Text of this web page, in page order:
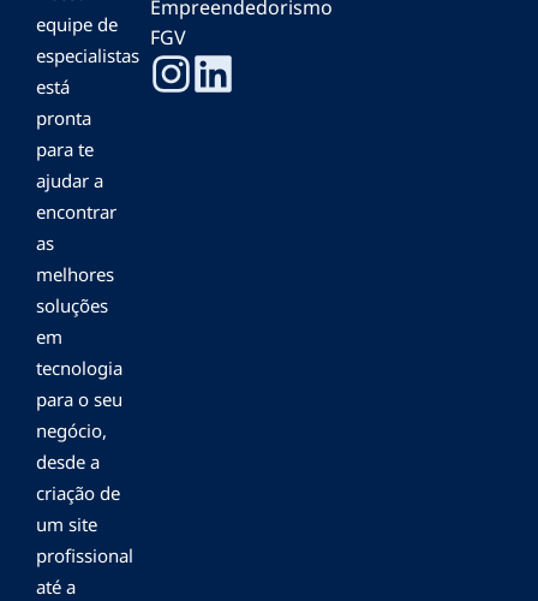
equipe de
especialistas
está
pronta
para te
ajudar a
encontrar
as
melhores
soluções
em
tecnologia
para o seu
negócio,
desde a
criação de
um site
profissional
até a
Empreendedorismo
FGV